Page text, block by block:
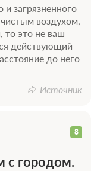
загрязненного
воздухом,
это не ваш
действующий
до него
Источник
8
с городом.